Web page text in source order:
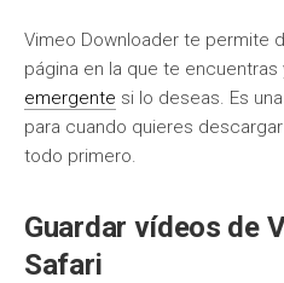
Vimeo Downloader te permite
página en la que te encuentras
emergente si lo deseas. Es
para cuando quieres
todo primero.
Guardar vídeos de
Safari